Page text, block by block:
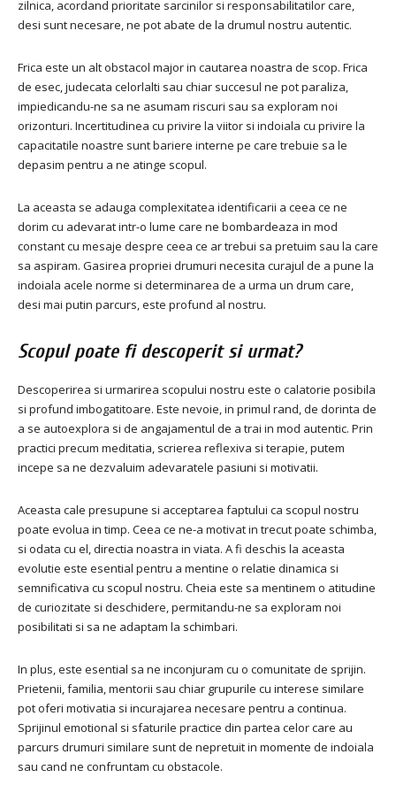
zilnica, acordand prioritate sarcinilor si responsabilitatilor care,
desi sunt necesare, ne pot abate de la drumul nostru autentic.
Frica este un alt obstacol major in cautarea noastra de scop. Frica
de esec, judecata celorlalti sau chiar succesul ne pot paraliza,
impiedicandu-ne sa ne asumam riscuri sau sa exploram noi
orizonturi. Incertitudinea cu privire la viitor si indoiala cu privire la
capacitatile noastre sunt bariere interne pe care trebuie sa le
depasim pentru a ne atinge scopul.
La aceasta se adauga complexitatea identificarii a ceea ce ne
dorim cu adevarat intr-o lume care ne bombardeaza in mod
constant cu mesaje despre ceea ce ar trebui sa pretuim sau la care
sa aspiram. Gasirea propriei drumuri necesita curajul de a pune la
indoiala acele norme si determinarea de a urma un drum care,
desi mai putin parcurs, este profund al nostru.
Scopul poate fi descoperit si urmat?
Descoperirea si urmarirea scopului nostru este o calatorie posibila
si profund imbogatitoare. Este nevoie, in primul rand, de dorinta de
a se autoexplora si de angajamentul de a trai in mod autentic. Prin
practici precum meditatia, scrierea reflexiva si terapie, putem
incepe sa ne dezvaluim adevaratele pasiuni si motivatii.
Aceasta cale presupune si acceptarea faptului ca scopul nostru
poate evolua in timp. Ceea ce ne-a motivat in trecut poate schimba,
si odata cu el, directia noastra in viata. A fi deschis la aceasta
evolutie este esential pentru a mentine o relatie dinamica si
semnificativa cu scopul nostru. Cheia este sa mentinem o atitudine
de curiozitate si deschidere, permitandu-ne sa exploram noi
posibilitati si sa ne adaptam la schimbari.
In plus, este esential sa ne inconjuram cu o comunitate de sprijin.
Prietenii, familia, mentorii sau chiar grupurile cu interese similare
pot oferi motivatia si incurajarea necesare pentru a continua.
Sprijinul emotional si sfaturile practice din partea celor care au
parcurs drumuri similare sunt de nepretuit in momente de indoiala
sau cand ne confruntam cu obstacole.